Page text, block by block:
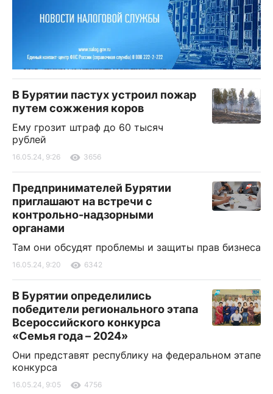
В Бурятии пастух устроил пожар
путем сожжения коров
Ему грозит штраф до 60 тысяч
рублей
16.05.24, 9:26 3656
Предпринимателей Бурятии
приглашают на встречи с
контрольно-надзорными
органами
Там они обсудят проблемы и защиты прав бизнеса
16.05.24, 9:20 6342
В Бурятии определились
победители регионального этапа
Всероссийского конкурса
«Семья года – 2024»
Они представят республику на федеральном этапе
конкурса
16.05.24, 9:05 4756